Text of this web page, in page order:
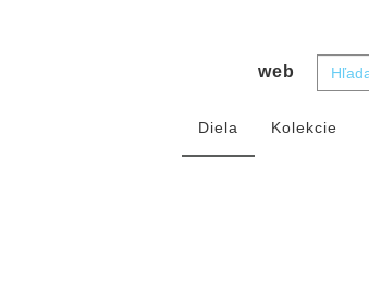
web
Diela Kolekcie